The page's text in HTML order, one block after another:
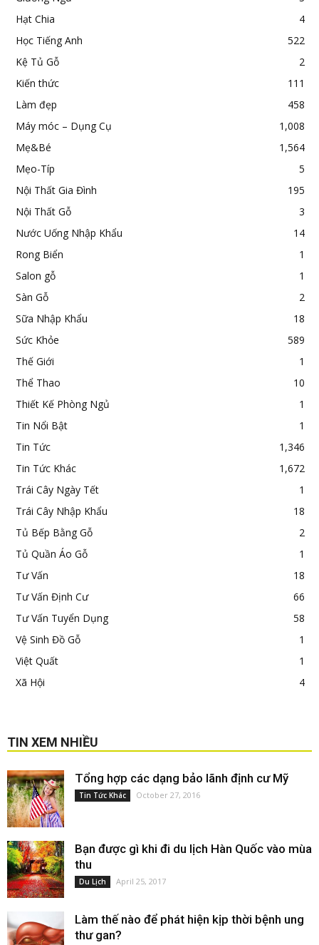
Hạt Chia
4
Học Tiếng Anh
522
Kệ Tủ Gỗ
2
Kiến thức
111
Làm đẹp
458
Máy móc – Dụng Cụ
1,008
Mẹ&Bé
1,564
Mẹo-Típ
5
Nội Thất Gia Đình
195
Nội Thất Gỗ
3
Nước Uống Nhập Khẩu
14
Rong Biển
1
Salon gỗ
1
Sàn Gỗ
2
Sữa Nhập Khẩu
18
Sức Khỏe
589
Thế Giới
1
Thể Thao
10
Thiết Kế Phòng Ngủ
1
Tin Nổi Bật
1
Tin Tức
1,346
Tin Tức Khác
1,672
Trái Cây Ngày Tết
1
Trái Cây Nhập Khẩu
18
Tủ Bếp Bằng Gỗ
2
Tủ Quần Áo Gỗ
1
Tư Vấn
18
Tư Vấn Định Cư
66
Tư Vấn Tuyển Dụng
58
Vệ Sinh Đồ Gỗ
1
Việt Quất
1
Xã Hội
4
TIN XEM NHIỀU
Tổng hợp các dạng bảo lãnh định cư Mỹ
Tin Tức Khác October 27, 2016
Bạn được gì khi đi du lịch Hàn Quốc vào mùa
thu
Du Lịch April 25, 2017
Làm thế nào để phát hiện kịp thời bệnh ung
thư gan?